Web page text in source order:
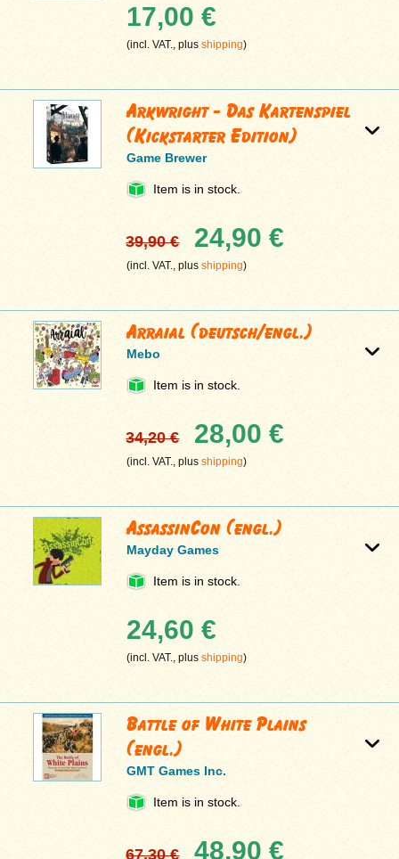
17,00 €
(incl. VAT., plusshipping)
Arkwright - Das Kartenspiel
(Kickstarter Edition)
Game Brewer
Item is in stock.
39,90 € 24,90 €
(incl. VAT., plusshipping)
Arraial (deutsch/engl.)
Mebo
Item is in stock.
34,20 € 28,00 €
(incl. VAT., plusshipping)
AssassinCon (engl.)
Mayday Games
Item is in stock.
24,60 €
(incl. VAT., plusshipping)
Battle of White Plains
(engl.)
GMT Games Inc.
Item is in stock.
67,30 € 48,90 €